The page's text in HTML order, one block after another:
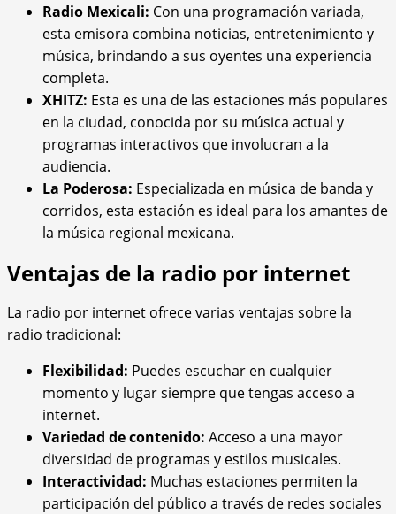
Radio Mexicali: Con una programación variada,
esta emisora combina noticias, entretenimiento y
música, brindando a sus oyentes una experiencia
completa.
XHITZ: Esta es una de las estaciones más populares
en la ciudad, conocida por su música actual y
programas interactivos que involucran a la
audiencia.
La Poderosa: Especializada en música de banda y
corridos, esta estación es ideal para los amantes de
la música regional mexicana.
Ventajas de la radio por internet
La radio por internet ofrece varias ventajas sobre la
radio tradicional:
Flexibilidad: Puedes escuchar en cualquier
momento y lugar siempre que tengas acceso a
internet.
Variedad de contenido: Acceso a una mayor
diversidad de programas y estilos musicales.
Interactividad: Muchas estaciones permiten la
participación del público a través de redes sociales